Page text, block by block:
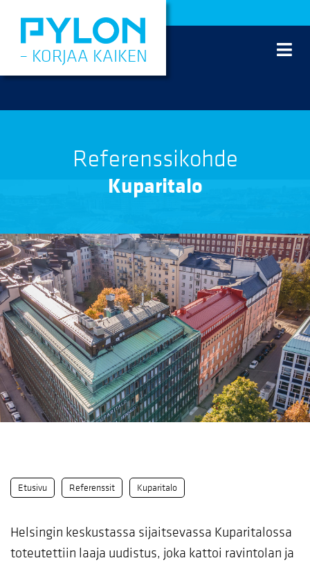
sisältöön
– KORJAA KAIKEN
Referenssikohde
Kuparitalo
Etusivu Referenssit Kuparitalo
Helsingin keskustassa sijaitsevassa Kuparitalossa
toteutettiin laaja uudistus, joka kattoi ravintolan ja